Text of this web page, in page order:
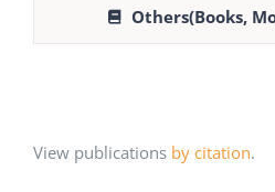
Others(Books,
View publications by citation.